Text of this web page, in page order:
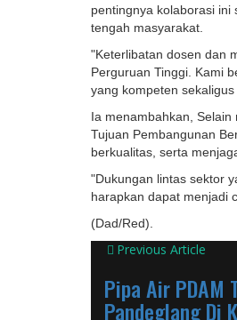
pentingnya kolaborasi
tengah masyarakat.
"Keterlibatan dosen dan
Perguruan Tinggi. Kami
yang kompeten
Ia menambahkan,
Tujuan Pembangunan
berkualitas, serta
"Dukungan lintas sektor
harapkan dapat menjadi
(Dad/Red).
Previous Article
Pipa Air PDAM
Pandeglang Di